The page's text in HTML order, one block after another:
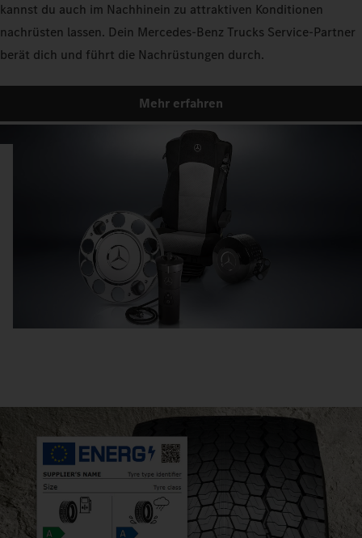
kannst du auch im Nachhinein zu attraktiven Konditionen
nachrüsten lassen. Dein Mercedes‑Benz Trucks Service‑Partner
berät dich und führt die Nachrüstungen durch.
Mehr erfahren